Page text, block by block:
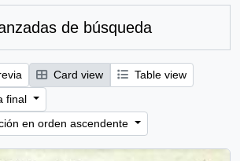
de búsqueda
Card view
Table view
final
en orden ascendente